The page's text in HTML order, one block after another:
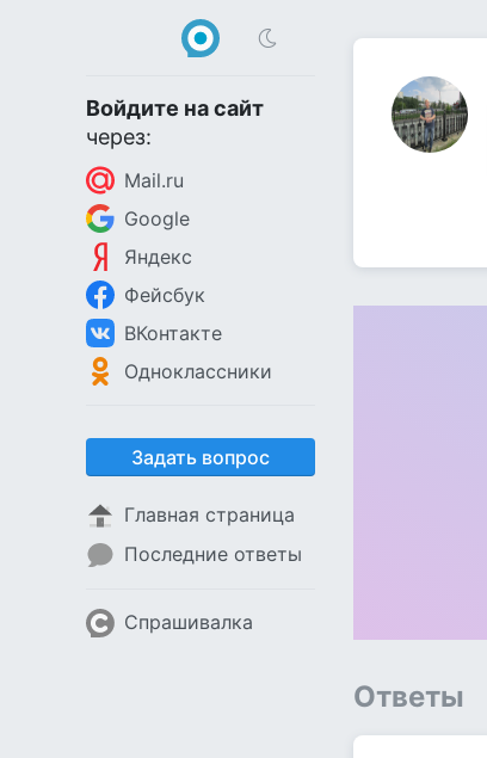
Войдите на сайт
через:
Mail.ru
Google
Яндекс
Фейсбук
ВКонтакте
Одноклассники
Задать вопрос
Главная страница
Последние ответы
Спрашивалка
Ответы